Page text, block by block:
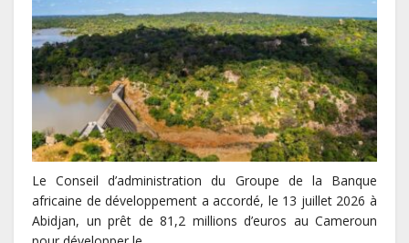
Le Conseil d’administration du Groupe de la Banque
africaine de développement a accordé, le 13 juillet 2026 à
Abidjan, un prêt de 81,2 millions d’euros au Cameroun